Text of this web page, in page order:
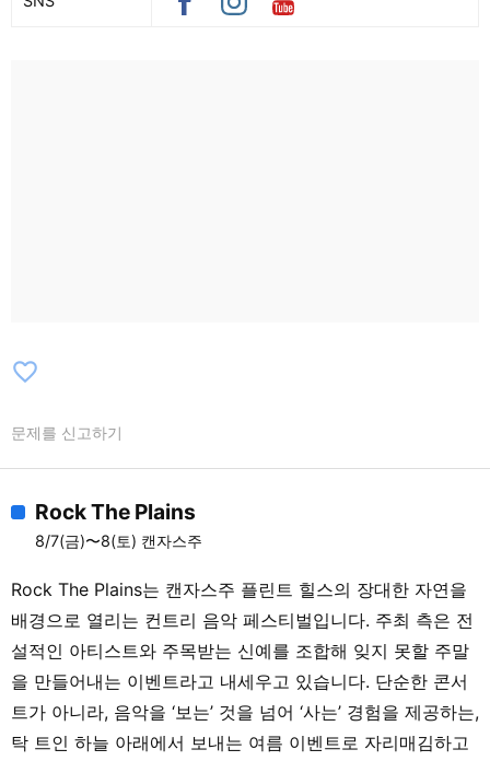
favorite_border
문제를 신고하기
Rock The Plains
8/7(금)〜8(토) 캔자스주
Rock The Plains는 캔자스주 플린트 힐스의 장대한 자연을
배경으로 열리는 컨트리 음악 페스티벌입니다. 주최 측은 전
설적인 아티스트와 주목받는 신예를 조합해 잊지 못할 주말
을 만들어내는 이벤트라고 내세우고 있습니다. 단순한 콘서
트가 아니라, 음악을 ‘보는’ 것을 넘어 ‘사는’ 경험을 제공하는,
탁 트인 하늘 아래에서 보내는 여름 이벤트로 자리매김하고